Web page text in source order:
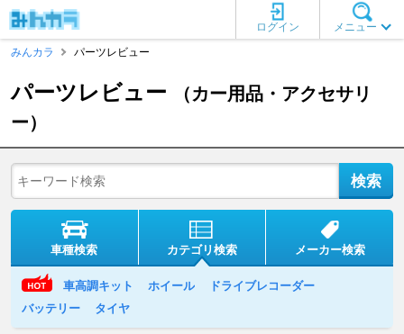
メニュー
ログイン
みんカラ
パーツレビュー
パーツレビュー
（カー用品・アクセサリ
ー）
車種検索 カテゴリ検索 メーカー検索
車高調キット ホイール
ドライブレコーダー
バッテリー
タイヤ